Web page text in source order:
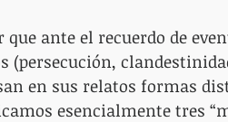
ante el recuerdo de
(persecución,
en sus relatos formas
esencialmente tres